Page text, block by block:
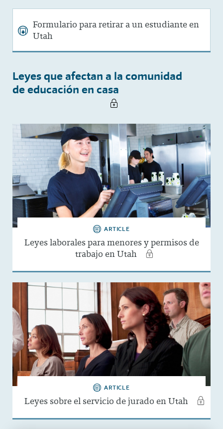
Formulario para retirar a un estudiante en
Utah
Leyes que afectan a la comunidad
de educación en casa
ARTICLE
Leyes laborales para menores y permisos de
trabajo en Utah
ARTICLE
Leyes sobre el servicio de jurado en Utah